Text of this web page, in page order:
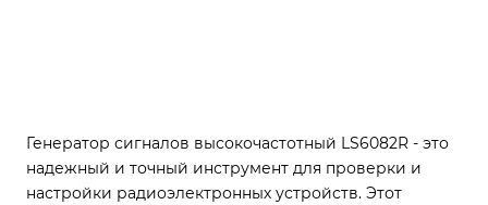
Генератор сигналов высокочастотный LS6082R - это
надежный и точный инструмент для проверки и
настройки радиоэлектронных устройств. Этот